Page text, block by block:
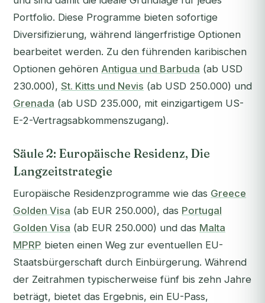
Portfolio. Diese Programme bieten sofortige
Diversifizierung, während längerfristige Optionen
bearbeitet werden. Zu den führenden karibischen
Optionen gehören Antigua und Barbuda (ab USD
230.000), St. Kitts und Nevis (ab USD 250.000) und
Grenada (ab USD 235.000, mit einzigartigem US-
E-2-Vertragsabkommenszugang).
Säule 2: Europäische Residenz, Die
Langzeitstrategie
Europäische Residenzprogramme wie das Greece
Golden Visa (ab EUR 250.000), das Portugal
Golden Visa (ab EUR 250.000) und das Malta
MPRP bieten einen Weg zur eventuellen EU-
Staatsbürgerschaft durch Einbürgerung. Während
der Zeitrahmen typischerweise fünf bis zehn Jahre
beträgt, bietet das Ergebnis, ein EU-Pass,